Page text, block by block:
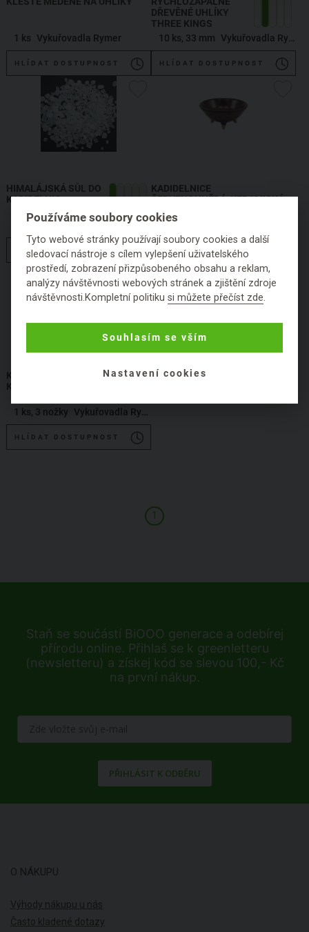
1 ks Vykuřovadla Rymer
HLÍDAT DOSTUPNOST
DŘEVĚNÉ UHLÍKY
THREE KINGS
10 ks, 33 mm
HLÍDAT DOSTUPNOST
HIMALÁJSKÁ SŮL DO
KADIDELNIC
200 g Vykuřovadla Rymer
HLÍDAT DOSTUPNOST
KADIDELNICE
ČERVENOHNĚDÁ, KERAMICKÁ
MISKA
1 ks, 3 nožky
HLÍDAT DOSTUPNOST
KADIDELNICE MĚDĚNÁ,
KERAMICKÁ MISKA
1 ks, 3 nožky
HLÍDAT DOSTUPNOST
1
Staň se součástí BiOOO generace a odebírej
přírodu online. Přihlaš se k greenletteru
(newsletteru) a získej kód se slevou 100,- Kč
na první nákup.
PŘIHLÁSIT K ODBĚRU
O NÁKUPU
Výhody nákupu u nás
Často kladené dotazy
Používáme soubory cookies
Tyto webové stránky používají soubory cookies a další
sledovací nástroje s cílem vylepšení uživatelského
prostředí, zobrazení přizpůsobeného obsahu a reklam,
analýzy návštěvnosti webových stránek a zjištění zdroje
návštěvnosti.Kompletní politikusi můžete přečíst zde.
Souhlasím se vším
Nastavení cookies